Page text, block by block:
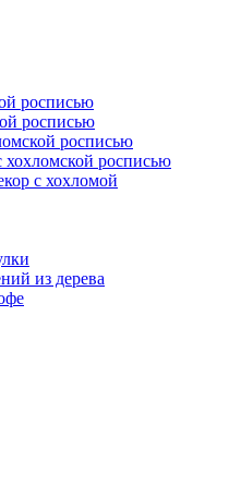
росписью
росписью
росписью
росписью
с хохломой
из дерева